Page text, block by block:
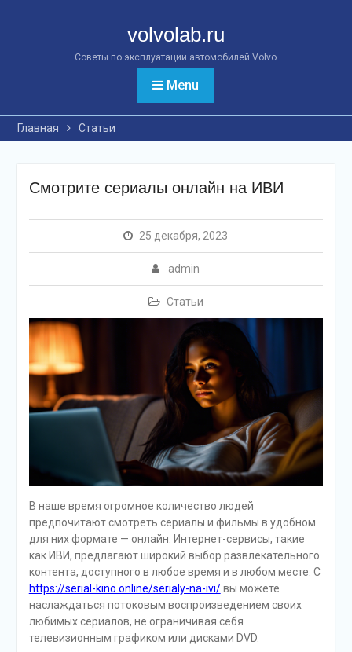
volvolab.ru
Советы по эксплуатации автомобилей Volvo
Menu
Главная Статьи
Смотрите сериалы онлайн на ИВИ
25 декабря, 2023
admin
Статьи
В наше время огромное количество людей
предпочитают смотреть сериалы и фильмы в удобном
для них формате — онлайн. Интернет-сервисы, такие
как ИВИ, предлагают широкий выбор развлекательного
контента, доступного в любое время и в любом месте. С
https://serial-kino.online/serialy-na-ivi/вы можете
наслаждаться потоковым воспроизведением своих
любимых сериалов, не ограничивая себя
телевизионным графиком или дисками DVD.